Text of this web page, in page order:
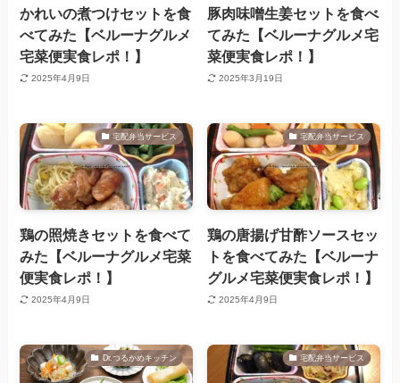
かれいの煮つけセットを食
べてみた【ベルーナグルメ
宅菜便実食レポ！】
2025年4月9日
豚肉味噌生姜セットを食べ
てみた【ベルーナグルメ宅
菜便実食レポ！】
2025年3月19日
宅配弁当サービス
鶏の照焼きセットを食べて
みた【ベルーナグルメ宅菜
便実食レポ！】
2025年4月9日
宅配弁当サービス
鶏の唐揚げ甘酢ソースセッ
トを食べてみた【ベルーナ
グルメ宅菜便実食レポ！】
2025年4月9日
Dr.つるかめキッチン 宅配弁当サービス